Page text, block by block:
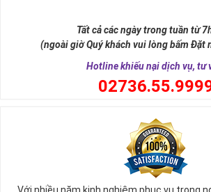
Tất cả các ngày trong tuần từ
(ngoài giờ Quý khách vui lòng bấm Đặt
Hotline khiếu nại dịch vụ, tư
0